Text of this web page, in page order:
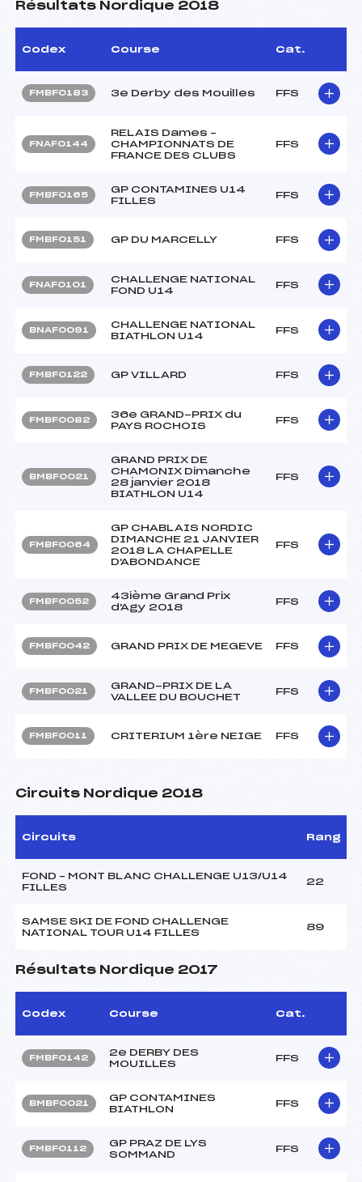
Résultats Nordique 2018
Codex Course Cat.
FMBF0183 3e Derby des Mouilles FFS
FNAF0144
RELAIS Dames –
CHAMPIONNATS DE
FRANCE DES CLUBS
FFS
FMBF0165
GP CONTAMINES U14
FILLES
FFS
FMBF0151 GP DU MARCELLY FFS
FNAF0101
CHALLENGE NATIONAL
FOND U14
FFS
BNAF0091
CHALLENGE NATIONAL
BIATHLON U14
FFS
FMBF0122 GP VILLARD FFS
FMBF0082
36e GRAND-PRIX du
PAYS ROCHOIS
FFS
BMBF0021
GRAND PRIX DE
CHAMONIX Dimanche
28 janvier 2018
BIATHLON U14
FFS
FMBF0064
GP CHABLAIS NORDIC
DIMANCHE 21 JANVIER
2018 LA CHAPELLE
D'ABONDANCE
FFS
FMBF0052
43ième Grand Prix
d'Agy 2018
FFS
FMBF0042 GRAND PRIX DE MEGEVE FFS
FMBF0021
GRAND-PRIX DE LA
VALLEE DU BOUCHET
FFS
FMBF0011 CRITERIUM 1ère NEIGE FFS
Circuits Nordique 2018
Circuits Rang
FOND – MONT BLANC CHALLENGE U13/U14
FILLES
22
SAMSE SKI DE FOND CHALLENGE
NATIONAL TOUR U14 FILLES
89
Résultats Nordique 2017
Codex Course Cat.
FMBF0142
2e DERBY DES
MOUILLES
FFS
BMBF0021
GP CONTAMINES
BIATHLON
FFS
FMBF0112
GP PRAZ DE LYS
SOMMAND
FFS